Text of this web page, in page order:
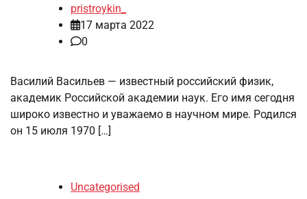
pristroykin_
17 марта 2022
0
Василий Васильев — известный российский физик,
академик Российской академии наук. Его имя сегодня
широко известно и уважаемо в научном мире. Родился
он 15 июля 1970 […]
Uncategorised